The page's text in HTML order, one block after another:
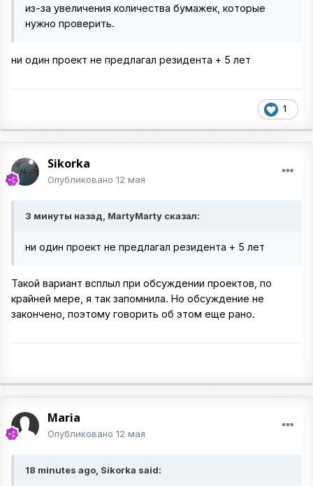
из-за увеличения количества бумажек, которые
нужно проверить.
ни один проект не предлагал резидента + 5 лет
1
Sikorka
Опубликовано 12 мая
3 минуты назад, MartyMarty сказал:
ни один проект не предлагал резидента + 5 лет
Такой вариант всплыл при обсуждении проектов, по
крайней мере, я так запомнила. Но обсуждение не
закончено, поэтому говорить об этом еще рано.
Maria
Опубликовано 12 мая
18 minutes ago, Sikorka said: